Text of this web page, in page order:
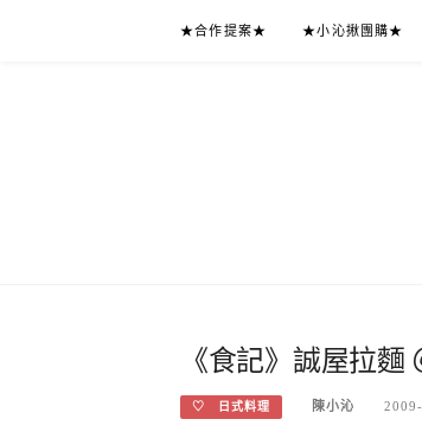
★合作提案★ ★小沁揪團購★
《食記》誠屋拉麵
♡ 日式料理 陳小沁